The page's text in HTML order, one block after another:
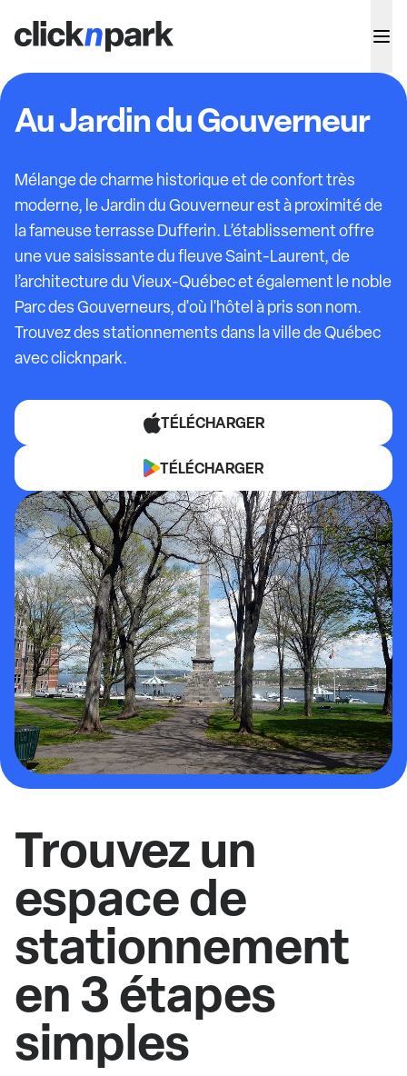
Au Jardin du Gouverneur
Mélange de charme historique et de confort très
moderne, le Jardin du Gouverneur est à proximité de
la fameuse terrasse Dufferin. L’établissement offre
une vue saisissante du fleuve Saint-Laurent, de
l’architecture du Vieux-Québec et également le noble
Parc des Gouverneurs, d'où l'hôtel à pris son nom.
Trouvez des stationnements dans la ville de Québec
avec clicknpark.
TÉLÉCHARGER
TÉLÉCHARGER
Trouvez un
espace de
stationnement
en 3 étapes
simples